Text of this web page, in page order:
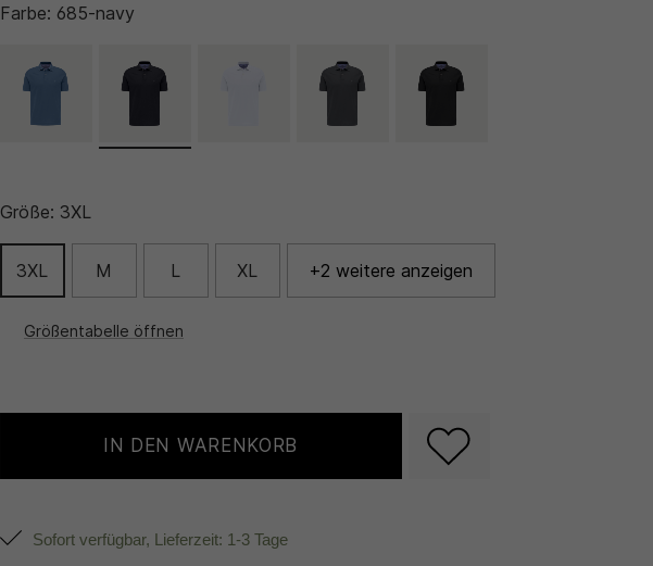
Farbe: 685-navy
Größe: 3XL
3XL M L XL +2 weitere anzeigen
Größentabelle öffnen
IN DEN WARENKORB
Sofort verfügbar, Lieferzeit: 1-3 Tage